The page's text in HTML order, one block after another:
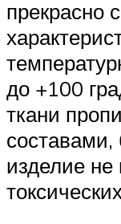
прекрасно
до +100
ткани
составами,
изделие не